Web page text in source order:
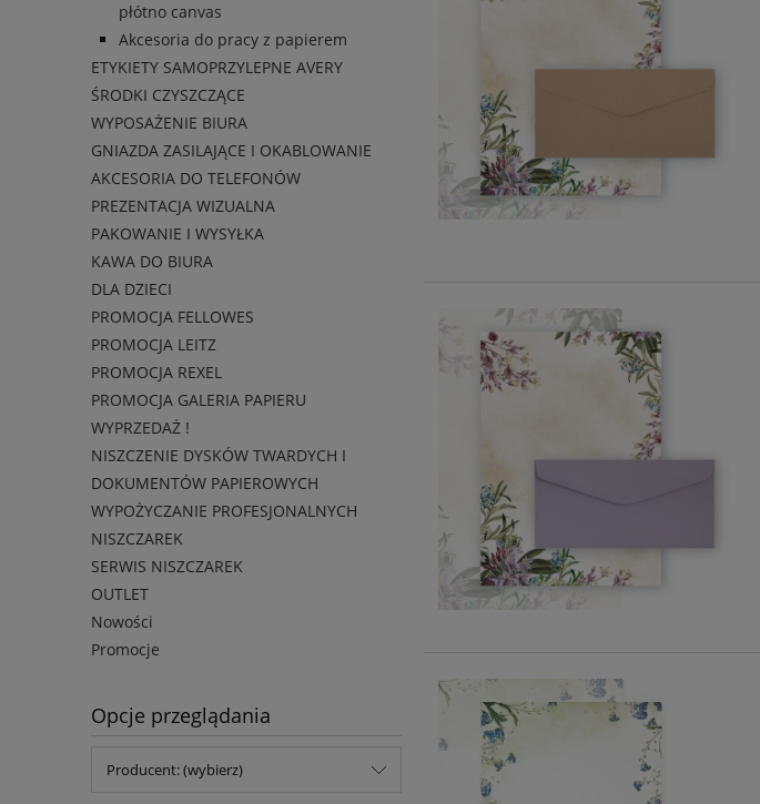
płótno canvas
Akcesoria do pracy z papierem
ETYKIETY SAMOPRZYLEPNE AVERY
ŚRODKI CZYSZCZĄCE
WYPOSAŻENIE BIURA
GNIAZDA ZASILAJĄCE I OKABLOWANIE
AKCESORIA DO TELEFONÓW
PREZENTACJA WIZUALNA
PAKOWANIE I WYSYŁKA
KAWA DO BIURA
DLA DZIECI
PROMOCJA FELLOWES
PROMOCJA LEITZ
PROMOCJA REXEL
PROMOCJA GALERIA PAPIERU
WYPRZEDAŻ !
NISZCZENIE DYSKÓW TWARDYCH I
DOKUMENTÓW PAPIEROWYCH
WYPOŻYCZANIE PROFESJONALNYCH
NISZCZAREK
SERWIS NISZCZAREK
OUTLET
Nowości
Promocje
Opcje przeglądania
Producent: (wybierz)